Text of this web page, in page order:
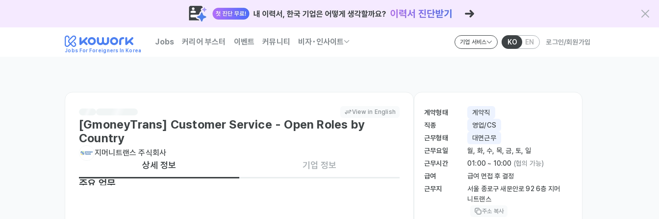
Jobs For Foreigners In Korea
Jobs 커리어 부스터 이벤트 커뮤니티 비자･인사이트 기업 서비스 KO EN 로그인/회원가입
View in English
[GmoneyTrans] Customer Service - Open Roles by
Country
지머니트랜스 주식회사
상세 정보 기업 정보
주요 업무
계약형태
계약직
직종
영업/CS
근무형태
대면근무
근무요일
월, 화, 수, 목, 금, 토, 일
근무시간
01:00 ~ 10:00 (협의 가능)
급여
급여 면접 후 결정
근무지
서울 종로구 새문안로 92 6층 지머
니트랜스
주소 복사